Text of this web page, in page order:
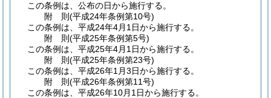
この条例は、公布の日から施行する。
附 則(平成24年条例第10号)
この条例は、平成24年4月1日から施行する。
附 則(平成25年条例第5号)
この条例は、平成25年4月1日から施行する。
附 則(平成25年条例第23号)
この条例は、平成26年1月3日から施行する。
附 則(平成26年条例第11号)
この条例は、平成26年10月1日から施行する。